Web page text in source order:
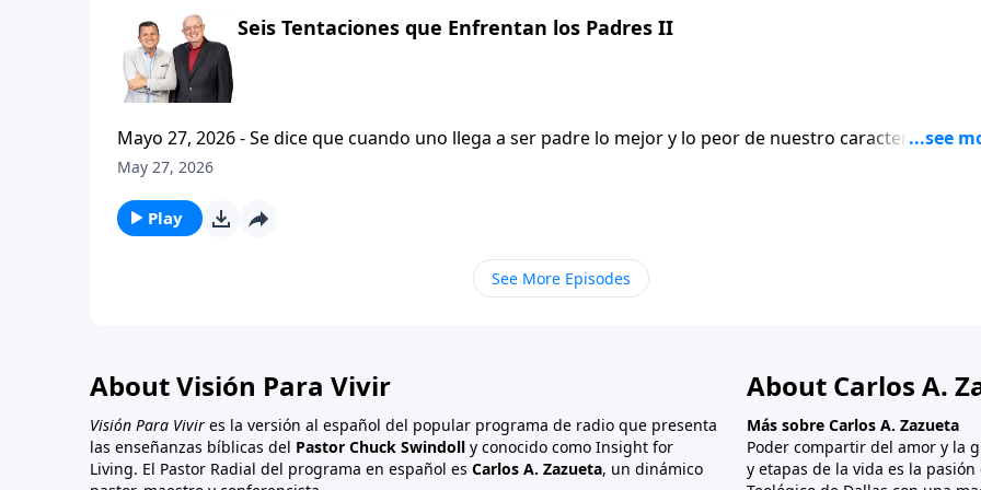
Seis Tentaciones que Enfrentan los Padres II
Mayo 27, 2026 - Se dice que cuando uno llega a ser padre lo mejor y lo peor de nuestro caracter sale a
relucir. Tal vez eso sea algo exagerado, sin embargo, es verdad que nada exige mas de nuestra fibra moral
en donde observaremos Las Seis Tentaciones que Enfrentan los Padres.
May 27, 2026
Play
See More Episodes
About Visión Para Vivir
Visión Para Vivir es la versión al español del popular programa de radio que presenta
las enseñanzas bíblicas del Pastor Chuck Swindoll y conocido como Insight for
Living. El Pastor Radial del programa en español es Carlos A. Zazueta, un dinámico
About Carlos A.
Más sobre Carlos A. Zazueta
Poder compartir del amor y la
y etapas de la vida es la